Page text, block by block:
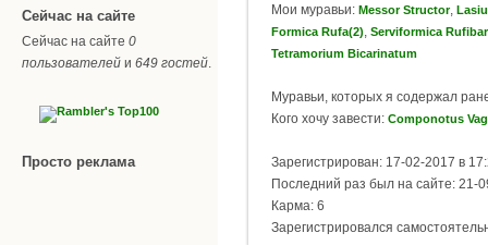
Сейчас на сайте
Сейчас на сайте 0
пользователей и 649 гостей.
Просто реклама
Мои муравьи: Messor Structor,
Formica Rufa(2) Serviformica
Tetramorium Bicarinatum
Муравьи, которых я содержал
Кого хочу завести: Componotus
Зарегистрирован: 17-02-2017 в
Последний раз был на сайте: 21-
Карма: 6
Зарегистрировался